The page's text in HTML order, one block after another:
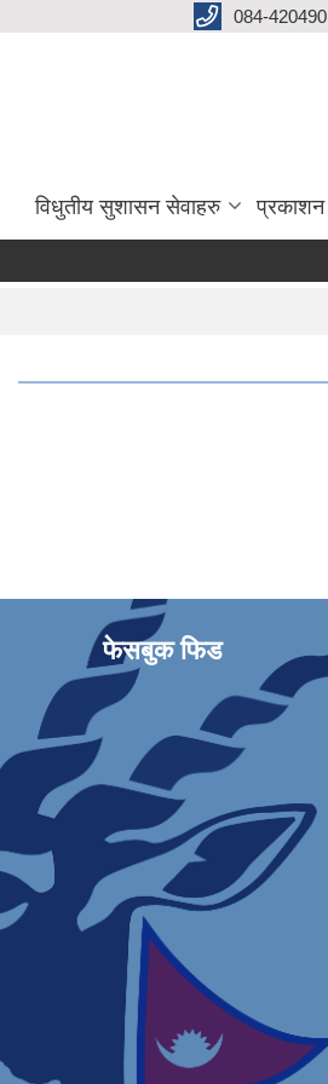
084-420490
विधुतीय सुशासन सेवाहरु प्रकाशन
फेसबुक फिड